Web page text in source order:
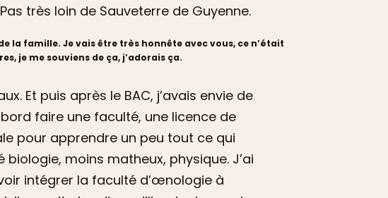
très loin de Sauveterre de Guyenne.
la famille. Je vais être très honnête avec vous, ce n’était
je me souviens de ça, j’adorais ça.
Et puis après le BAC, j’avais envie de
faire une faculté, une licence de
pour apprendre un peu tout ce qui
moins matheux, physique. J’ai
intégrer la faculté d’œnologie à